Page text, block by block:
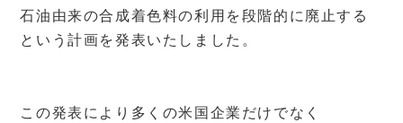
石油由来の合成着色料の利用を段階的に廃止する
という計画を発表いたしました。
この発表により多くの米国企業だけでなく